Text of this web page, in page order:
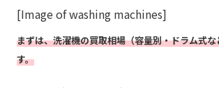
[Image of washing machines]
まずは、洗濯機の買取相場（容量別・ドラム式
す。